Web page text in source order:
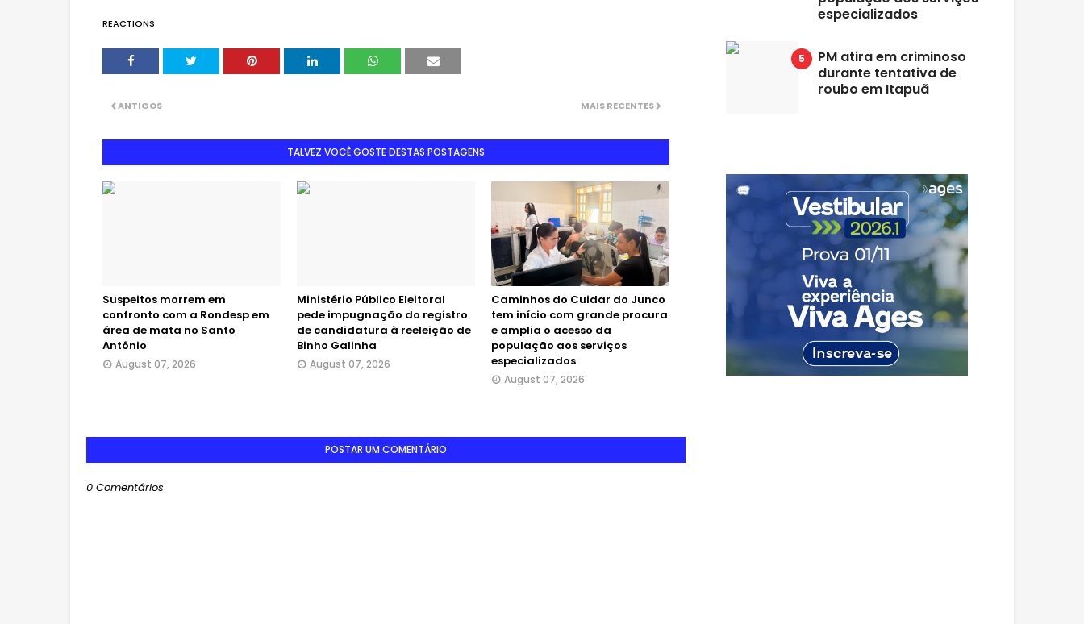
REACTIONS
MAIS RECENTES
ANTIGOS
TALVEZ VOCÊ GOSTE DESTAS POSTAGENS
Suspeitos morrem em
confronto com a Rondesp em
área de mata no Santo
Antônio
August 07, 2026
Ministério Público Eleitoral
pede impugnação do registro
de candidatura à reeleição de
Binho Galinha
August 07, 2026
Caminhos do Cuidar do Junco
tem início com grande procura
e amplia o acesso da
população aos serviços
especializados
August 07, 2026
POSTAR UM COMENTÁRIO
0 Comentários
especializados
PM atira em criminoso
durante tentativa de
roubo em Itapuã